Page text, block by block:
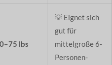
lbs
💡 Eignet sich
gut für
mittelgroße 6-
Personen-